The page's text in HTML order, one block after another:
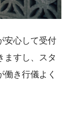
安心して受付
ますし、スタ
き行儀よく